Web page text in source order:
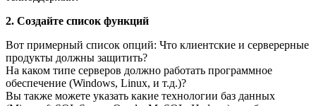
2. Создайте список функций
Вот примерный список опций: Что клиентские и серверерные
продукты должны защитить?
На каком типе серверов должно работать программное
обеспечение (Windows, Linux, и т.д.)?
Вы также можете указать какие технологии баз данных